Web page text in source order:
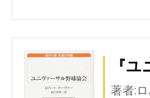
『
著者: